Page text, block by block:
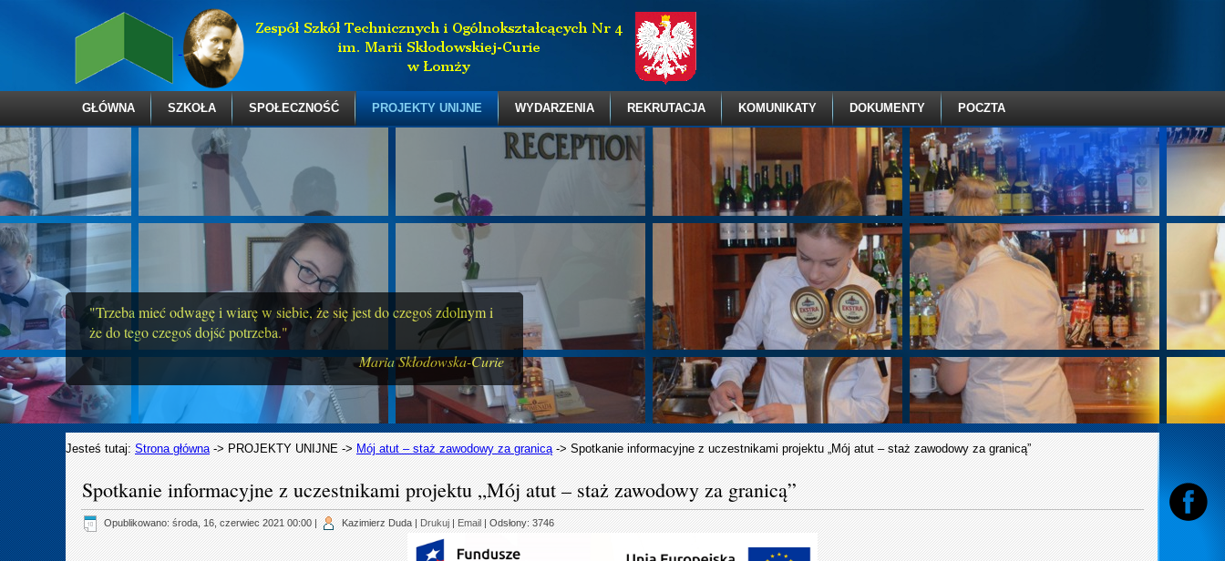
"Trzeba mieć odwagę i wiarę w siebie, że się jest do czegoś zdolnym i
że do tego czegoś dojść potrzeba."
Maria Skłodowska-Curie
GŁÓWNA SZKOŁA SPOŁECZNOŚĆ PROJEKTY UNIJNE WYDARZENIA REKRUTACJA KOMUNIKATY DOKUMENTY POCZTA
Jesteś tutaj: Strona główna-> PROJEKTY UNIJNE -> Mój atut – staż zawodowy za granicą-> Spotkanie informacyjne z uczestnikami projektu „Mój atut – staż zawodowy za granicą”
Spotkanie informacyjne z uczestnikami projektu „Mój atut – staż zawodowy za granicą”
Opublikowano: środa, 16, czerwiec 2021 00:00 | Kazimierz Duda | Drukuj | Email | Odsłony: 3746